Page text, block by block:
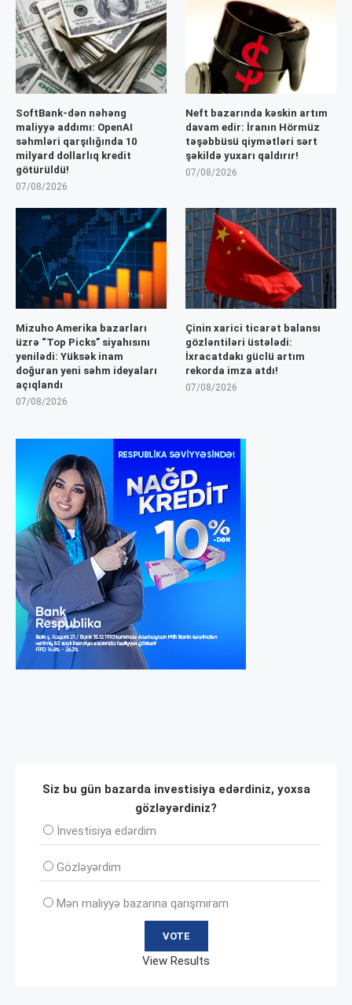
SoftBank-dən nəhəng
maliyyə addımı: OpenAI
səhmləri qarşılığında 10
milyard dollarlıq kredit
götürüldü!
07/08/2026
Neft bazarında kəskin artım
davam edir: İranın Hörmüz
təşəbbüsü qiymətləri sərt
şəkildə yuxarı qaldırır!
07/08/2026
Mizuho Amerika bazarları
üzrə “Top Picks” siyahısını
yenilədi: Yüksək inam
doğuran yeni səhm ideyaları
açıqlandı
07/08/2026
Çinin xarici ticarət balansı
gözləntiləri üstələdi:
İxracatdakı güclü artım
rekorda imza atdı!
07/08/2026
Siz bu gün bazarda investisiya edərdiniz, yoxsa
gözləyərdiniz?
İnvеstisiya edərdim
Gözləyərdim
Mən maliyyə bazarına qarışmıram
View Results